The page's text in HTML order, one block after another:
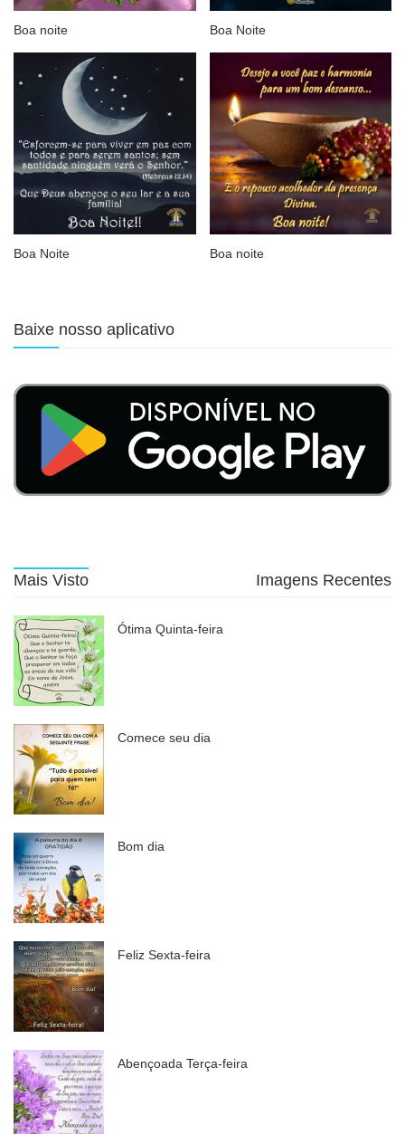
Boa noite Boa Noite
Boa Noite Boa noite
Baixe nosso aplicativo
Mais Visto Imagens Recentes
Ótima Quinta-feira
Comece seu dia
Bom dia
Feliz Sexta-feira
Abençoada Terça-feira